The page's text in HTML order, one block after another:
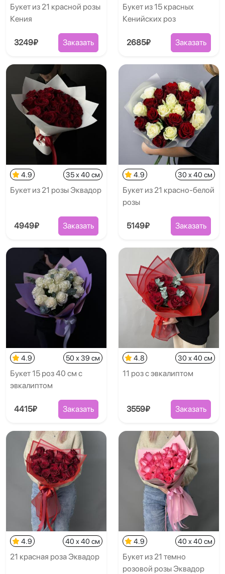
Букет из 21 красной розы
Кения
3249₽ Заказать
Букет из 15 красных
Кенийских роз
2685₽ Заказать
4.9 35 x 40 см
Букет из 21 розы Эквадор
4949₽ Заказать
4.9 30 x 40 см
Букет из 21 красно-белой
розы
5149₽ Заказать
4.9 50 x 39 см
Букет 15 роз 40 см с
эвкалиптом
4415₽ Заказать
4.8 30 x 40 см
11 роз с эвкалиптом
3559₽ Заказать
4.9 40 x 40 см
21 красная роза Эквадор
4.9 40 x 40 см
Букет из 21 темно
розовой розы Эквадор